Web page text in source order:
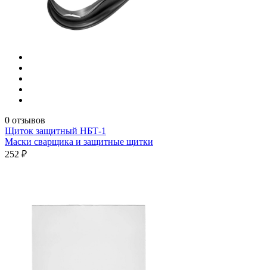
0 отзывов
Щиток защитный НБТ-1
Маски сварщика и защитные щитки
252 ₽